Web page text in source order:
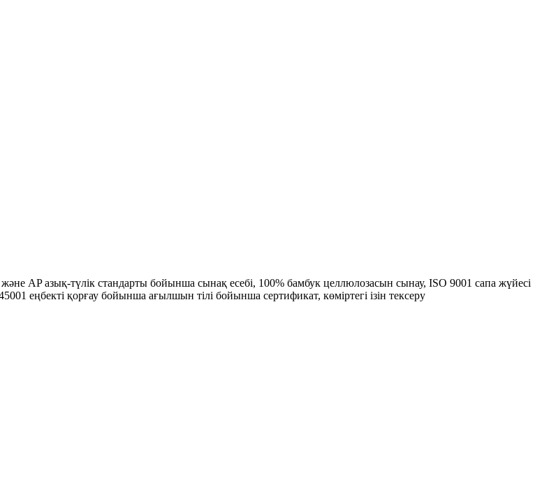
AP азық-түлік стандарты бойынша сынақ есебі, 100% бамбук целлюлозасын сынау, ISO 9001 сапа жүйесі
еңбекті қорғау бойынша ағылшын тілі бойынша сертификат, көміртегі ізін тексеру